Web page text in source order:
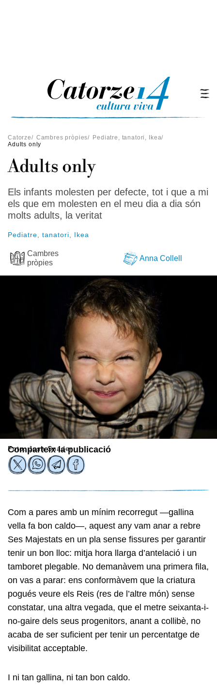
Catorze/ Cambres pròpies/ Pediatre, tanatori, Ikea/
Adults only
Adults only
Els infants molesten per defecte, tot i que a mi
els que em molesten en el meu dia a dia són
molts adults, la veritat
Pediatre, tanatori, Ikea
Cambres
pròpies
Anna Collell
Foto: Josh Snader
Comparteix la publicació
Com a pares amb un mínim recorregut —gallina
vella fa bon caldo—, aquest any vam anar a rebre
Ses Majestats en un pla sense fissures per garantir
tenir un bon lloc: mitja hora llarga d’antelació i un
tamboret plegable. No demanàvem una primera fila,
on vas a parar: ens conformàvem que la criatura
pogués veure els Reis (res de l’altre món) sense
constatar, una altra vegada, que el metre seixanta-i-
no-gaire dels seus progenitors, anant a collibè, no
acaba de ser suficient per tenir un percentatge de
visibilitat acceptable.
I ni tan gallina, ni tan bon caldo.